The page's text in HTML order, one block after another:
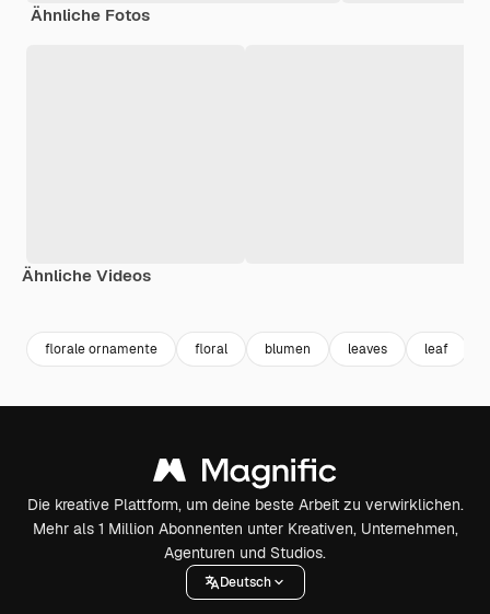
Ähnliche Fotos
Ähnliche Videos
florale ornamente floral blumen leaves leaf
Die kreative Plattform, um deine beste Arbeit zu verwirklichen.
Mehr als 1 Million Abonnenten unter Kreativen, Unternehmen,
Agenturen und Studios.
Deutsch